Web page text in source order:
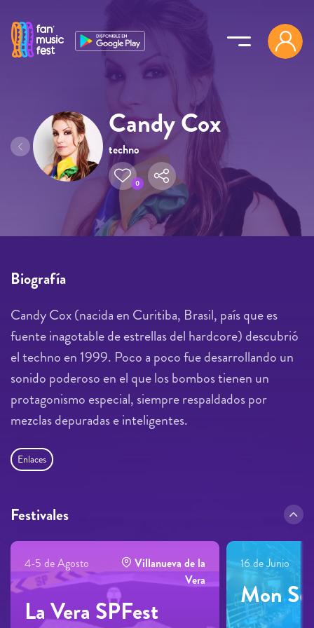
Candy Cox
techno
0
Biografía
Candy Cox (nacida en Curitiba, Brasil, país que es
fuente inagotable de estrellas del hardcore) descubrió
el techno en 1999. Poco a poco fue desarrollando un
sonido poderoso en el que los bombos tienen un
protagonismo especial, siempre respaldados por
mezclas depuradas e inteligentes.
Enlaces
Festivales
4-5 de Agosto
Villanueva de la
Vera
La Vera SPFest
16 de Junio
Mon